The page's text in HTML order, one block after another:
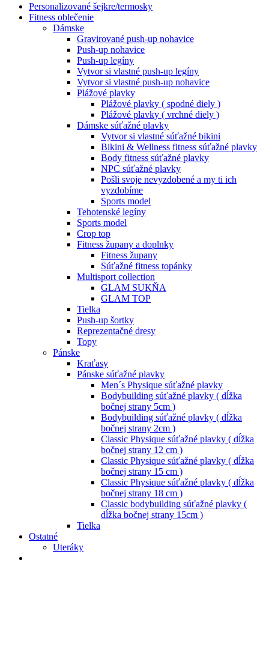
Personalizované šejkre/termosky
Fitness oblečenie
Dámske
Gravirované push-up nohavice
Push-up nohavice
Push-up legíny
Vytvor si vlastné push-up legíny
Vytvor si vlastné push-up nohavice
Plážové plavky
Plážové plavky ( spodné diely )
Plážové plavky ( vrchné diely )
Dámske súťažné plavky
Vytvor si vlastné súťažné bikini
Bikini & Wellness fitness súťažné plavky
Body fitness súťažné plavky
NPC súťažné plavky
Pošli svoje nevyzdobené a my ti ich
vyzdobíme
Sports model
Tehotenské legíny
Sports model
Crop top
Fitness župany a doplnky
Fitness župany
Súťažné fitness topánky
Multisport collection
GLAM SUKŇA
GLAM TOP
Tielka
Push-up šortky
Reprezentačné dresy
Topy
Pánske
Kraťasy
Pánske súťažné plavky
Men´s Physique súťažné plavky
Bodybuilding súťažné plavky ( dĺžka
bočnej strany 5cm )
Bodybuilding súťažné plavky ( dĺžka
bočnej strany 2cm )
Classic Physique súťažné plavky ( dĺžka
bočnej strany 12 cm )
Classic Physique súťažné plavky ( dĺžka
bočnej strany 15 cm )
Classic Physique súťažné plavky ( dĺžka
bočnej strany 18 cm )
Classic bodybuilding súťažné plavky (
dĺžka bočnej strany 15cm )
Tielka
Ostatné
Uteráky